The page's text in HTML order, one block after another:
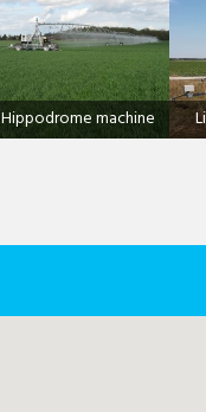
Hippodrome machine